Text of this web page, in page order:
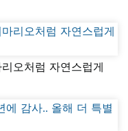
오처럼 자연스럽게